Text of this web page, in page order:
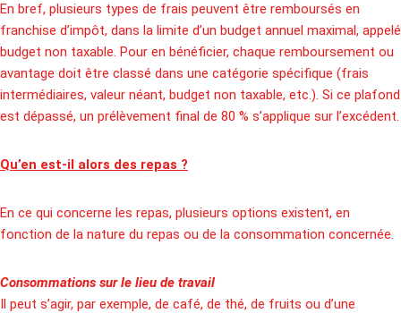
En bref, plusieurs types de frais peuvent être remboursés en
franchise d’impôt, dans la limite d’un budget annuel maximal, appelé
budget non taxable. Pour en bénéficier, chaque remboursement ou
avantage doit être classé dans une catégorie spécifique (frais
intermédiaires, valeur néant, budget non taxable, etc.). Si ce plafond
est dépassé, un prélèvement final de 80 % s’applique sur l’excédent.
Qu’en est-il alors des repas ?
En ce qui concerne les repas, plusieurs options existent, en
fonction de la nature du repas ou de la consommation concernée.
Consommations sur le lieu de travail
Il peut s’agir, par exemple, de café, de thé, de fruits ou d’une